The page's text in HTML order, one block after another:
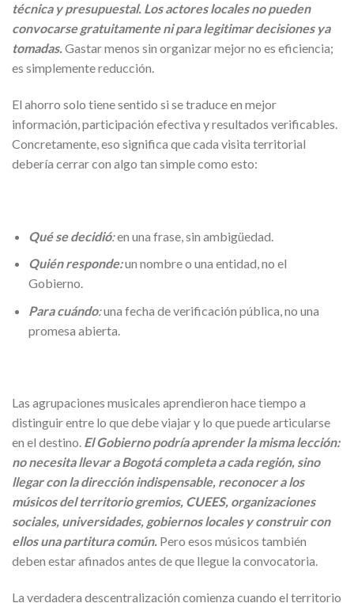
técnica y presupuestal. Los actores locales no pueden
convocarse gratuitamente ni para legitimar decisiones ya
tomadas.Gastar menos sin organizar mejor no es eficiencia;
es simplemente reducción.
El ahorro solo tiene sentido si se traduce en mejor
información, participación efectiva y resultados verificables.
Concretamente, eso significa que cada visita territorial
debería cerrar con algo tan simple como esto:
Qué se decidió:en una frase, sin ambigüedad.
Quién responde:un nombre o una entidad, no el
Gobierno.
Para cuándo:una fecha de verificación pública, no una
promesa abierta.
Las agrupaciones musicales aprendieron hace tiempo a
distinguir entre lo que debe viajar y lo que puede articularse
en el destino. El Gobierno podría aprender la misma lección:
no necesita llevar a Bogotá completa a cada región, sino
llegar con la dirección indispensable, reconocer a los
músicos del territorio gremios, CUEES, organizaciones
sociales, universidades, gobiernos locales y construir con
ellos una partitura común. Pero esos músicos también
deben estar afinados antes de que llegue la convocatoria.
La verdadera descentralización comienza cuando el territorio